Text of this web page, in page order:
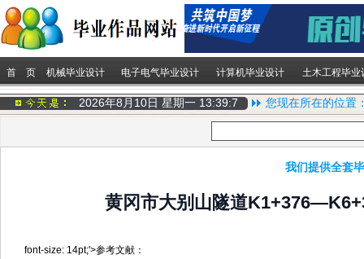
首 页 机械毕业设计 电子电气毕业设计 计算机毕业设计 土木工程毕业
2026年8月10日 星期一 13:39:7 您现在所在的位置
我们提供全套
黄冈市大别山隧道
font-size: 14pt;'>参考文献：